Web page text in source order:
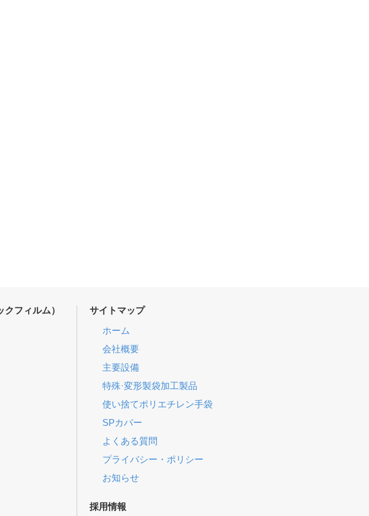
フィルム）
サイトマップ
ホーム
会社概要
主要設備
特殊·変形製袋加工製品
使い捨てポリエチレン手袋
SPカバー
よくある質問
プライバシー・ポリシー
お知らせ
採用情報